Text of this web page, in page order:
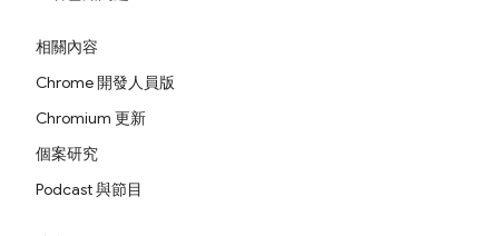
相關內容
Chrome 開發人員版
Chromium 更新
個案研究
Podcast 與節目